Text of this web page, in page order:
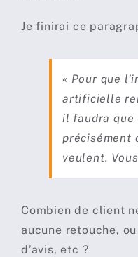
Je finirai ce
« Pour que
artificielle
il faudra
précisément
veulent.
Combien de client
aucune retouche,
d’avis, etc ?